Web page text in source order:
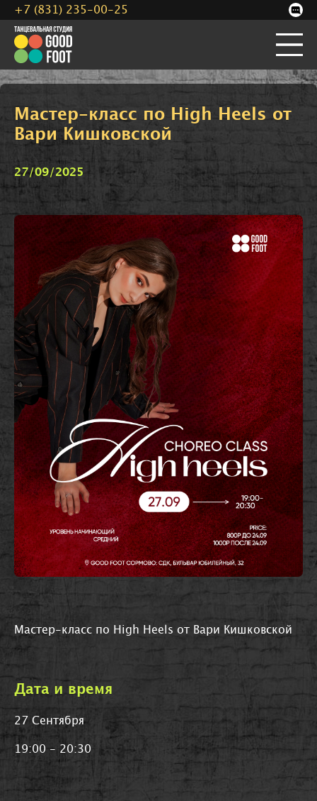
Мастер-класс по High Heels от
Вари Кишковской
27/09/2025
Мастер-класс по High Heels от Вари Кишковской
Дата и время
27 Сентября
19:00 - 20:30
+7 (831) 235-00-25